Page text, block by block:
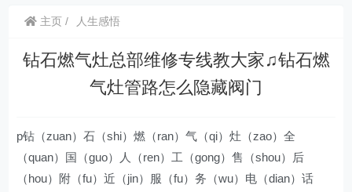
主页 人生感悟
钻石燃气灶总部维修专线教大家♫钻石燃
气灶管路怎么隐藏阀门
p钻（zuan）石（shi）燃（ran）气（qi）灶（zao）全
（quan）国（guo）人（ren）工（gong）售（shou）后
（hou）附（fu）近（jin）服（fu）务（wu）电（dian）话